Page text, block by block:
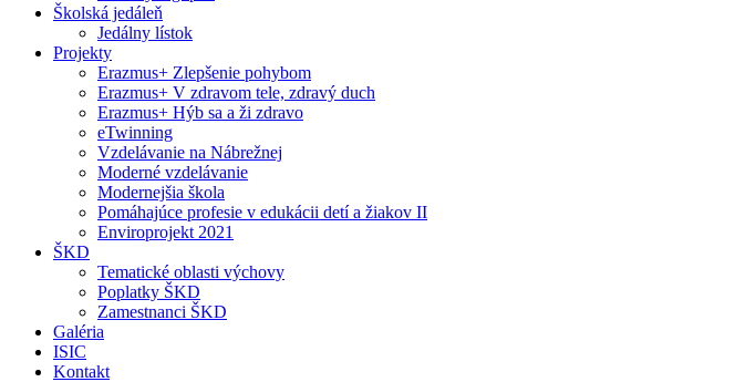
Školská jedáleň
Jedálny lístok
Projekty
Erazmus+ Zlepšenie pohybom
Erazmus+ V zdravom tele, zdravý duch
Erazmus+ Hýb sa a ži zdravo
eTwinning
Vzdelávanie na Nábrežnej
Moderné vzdelávanie
Modernejšia škola
Pomáhajúce profesie v edukácii detí a žiakov II
Enviroprojekt 2021
ŠKD
Tematické oblasti výchovy
Poplatky ŠKD
Zamestnanci ŠKD
Galéria
ISIC
Kontakt